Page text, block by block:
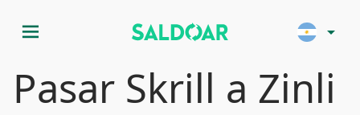
menu arrow_drop_down
Pasar Skrill a Zinli